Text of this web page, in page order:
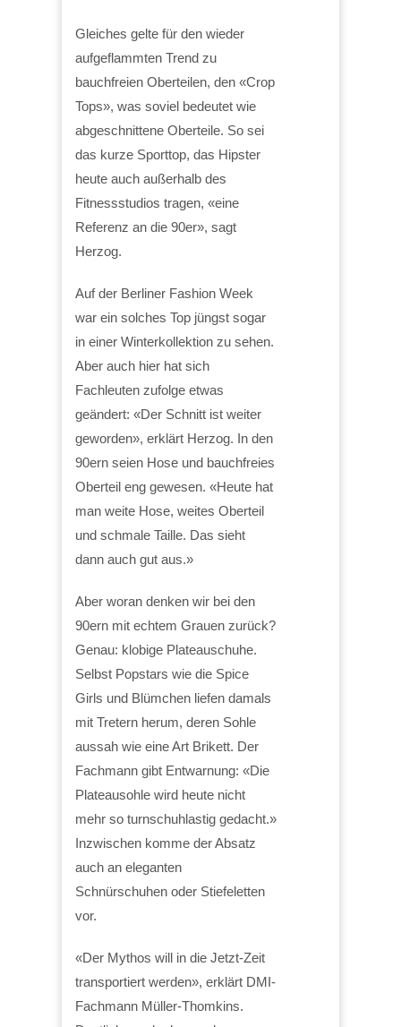
Gleiches gelte für den wieder
aufgeflammten Trend zu
bauchfreien Oberteilen, den «Crop
Tops», was soviel bedeutet wie
abgeschnittene Oberteile. So sei
das kurze Sporttop, das Hipster
heute auch außerhalb des
Fitnessstudios tragen, «eine
Referenz an die 90er», sagt
Herzog.
Auf der Berliner Fashion Week
war ein solches Top jüngst sogar
in einer Winterkollektion zu sehen.
Aber auch hier hat sich
Fachleuten zufolge etwas
geändert: «Der Schnitt ist weiter
geworden», erklärt Herzog. In den
90ern seien Hose und bauchfreies
Oberteil eng gewesen. «Heute hat
man weite Hose, weites Oberteil
und schmale Taille. Das sieht
dann auch gut aus.»
Aber woran denken wir bei den
90ern mit echtem Grauen zurück?
Genau: klobige Plateauschuhe.
Selbst Popstars wie die Spice
Girls und Blümchen liefen damals
mit Tretern herum, deren Sohle
aussah wie eine Art Brikett. Der
Fachmann gibt Entwarnung: «Die
Plateausohle wird heute nicht
mehr so turnschuhlastig gedacht.»
Inzwischen komme der Absatz
auch an eleganten
Schnürschuhen oder Stiefeletten
vor.
«Der Mythos will in die Jetzt-Zeit
transportiert werden», erklärt DMI-
Fachmann Müller-Thomkins.